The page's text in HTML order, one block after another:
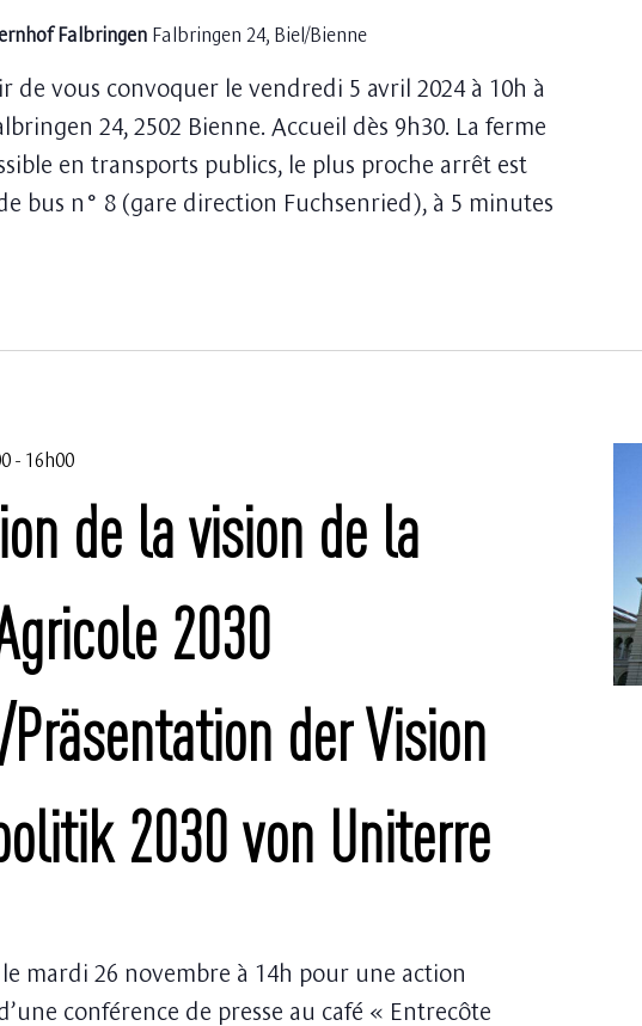
Falbringen Falbringen 24, Biel/Bienne
de vous convoquer le vendredi 5 avril 2024 à 10h à
24, 2502 Bienne. Accueil dès 9h30. La ferme
en transports publics, le plus proche arrêt est
bus n° 8 (gare direction Fuchsenried), à 5 minutes
de la vision de la
2030
Präsentation der Vision
2030 von Uniterre
- 16h00
mardi 26 novembre à 14h pour une action
conférence de presse au café « Entrecôte